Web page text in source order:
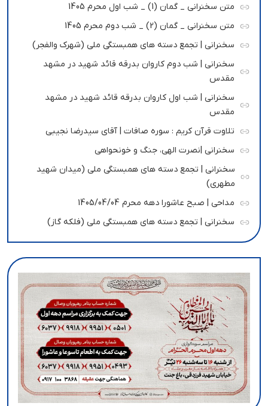
متن سخنرانی _ گمان (1) _ شب اول محرم 1405
متن سخنرانی _ گمان (2) _ شب دوم محرم 1405
سخنرانی | تجمع دسته های همبستگی ملی (شهرک والفجر)
سخنرانی | شب دوم کاروان بدرقه قائد شهید در مشهد
مقدس
سخنرانی | شب اول کاروان بدرقه قائد شهید در مشهد
مقدس
تلاوت قرآن کریم : سوره صافات | آقای سیدرضا نجیبی
سخنرانی |نصرت الهی، جنگ و خونحواهی
سخنرانی | تجمع دسته های همبستگی ملی (میدان شهید
مطهری)
مداحی | صبح عاشورا دهه محرم 1405/04/04
سخنرانی | تجمع دسته های همبستگی ملی (فلکه گاز)